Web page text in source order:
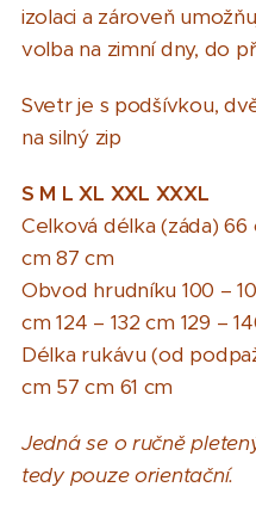
izolaci a zároveň
volba na zimní dny, do
Svetr je s podšívkou,
na silný zip
S M L XL XXL XXXL
Celková délka (záda)
cm 87 cm
Obvod hrudníku 100 –
cm 124 – 132 cm 129 –
Délka rukávu (od
cm 57 cm 61 cm
Jedná se o ručně
tedy pouze orientační.